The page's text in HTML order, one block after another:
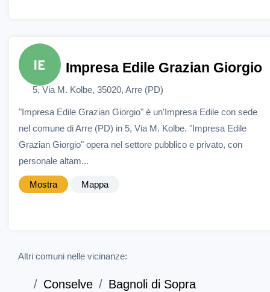
Impresa Edile Grazian Giorgio
5, Via M. Kolbe, 35020, Arre (PD)
"Impresa Edile Grazian Giorgio" è un'Impresa Edile con sede
nel comune di Arre (PD) in 5, Via M. Kolbe. "Impresa Edile
Grazian Giorgio" opera nel settore pubblico e privato, con
personale altam...
Mostra Mappa
Altri comuni nelle vicinanze:
Conselve
Bagnoli di Sopra